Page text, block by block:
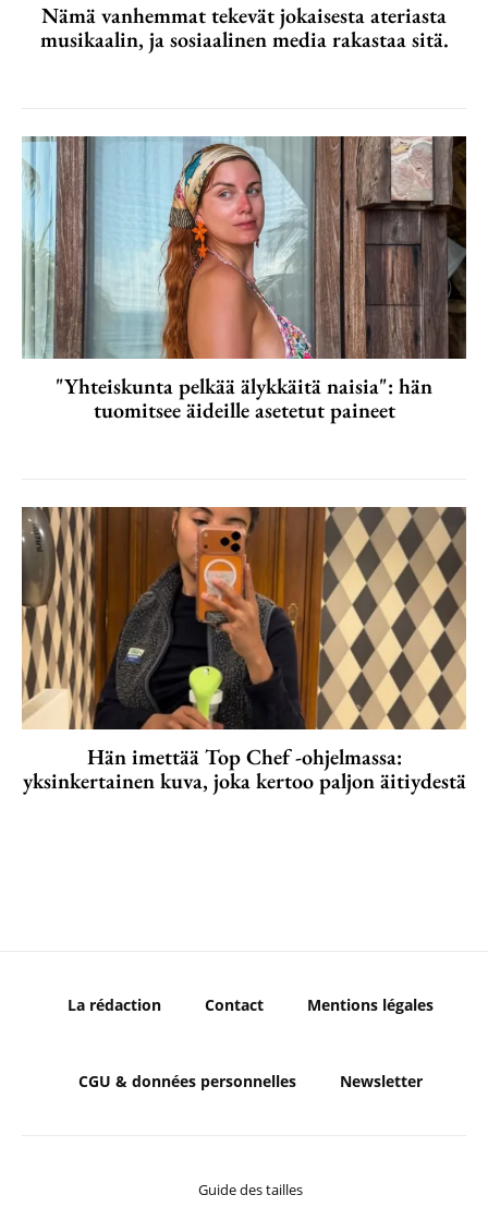
Nämä vanhemmat tekevät jokaisesta ateriasta
musikaalin, ja sosiaalinen media rakastaa sitä.
"Yhteiskunta pelkää älykkäitä naisia": hän
tuomitsee äideille asetetut paineet
Hän imettää Top Chef -ohjelmassa:
yksinkertainen kuva, joka kertoo paljon äitiydestä
La rédaction Contact Mentions légales
CGU & données personnelles Newsletter
Guide des tailles